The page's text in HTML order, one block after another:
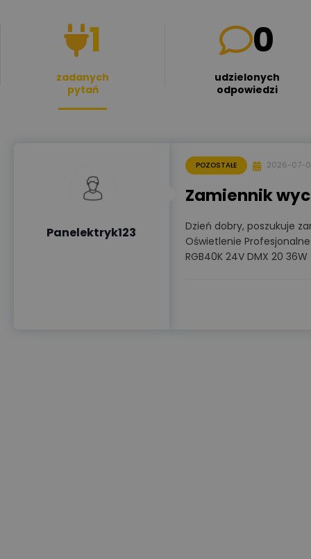
1
zadanych
pytań
0
udzielonych
odpowiedzi
Panelektryk123
POZOSTAŁE 2026-07-
Zamiennik
Dzień dobry, poszukuje
Oświetlenie
RGB40K 24V DMX 20 36W